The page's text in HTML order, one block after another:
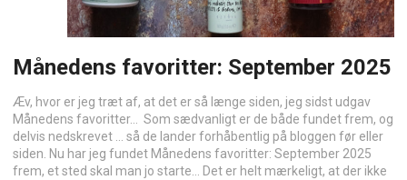
Månedens favoritter: September 2025
Æv, hvor er jeg træt af, at det er så længe siden, jeg sidst udgav
Månedens favoritter… Som sædvanligt er de både fundet frem, og
delvis nedskrevet … så de lander forhåbentlig på bloggen før eller
siden. Nu har jeg fundet Månedens favoritter: September 2025
frem, et sted skal man jo starte… Det er helt mærkeligt, at der ikke